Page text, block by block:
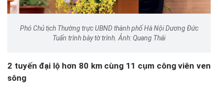
Phó Chủ tịch Thường trực UBND thành phố Hà Nội Dương Đức
Tuấn trình bày tờ trình. Ảnh: Quang Thái
2 tuyến đại lộ hơn 80 km cùng 11 cụm công viên ven
sông